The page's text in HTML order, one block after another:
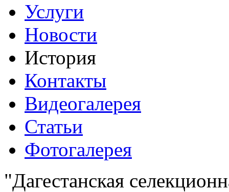
Услуги
Новости
История
Контакты
Видеогалерея
Статьи
Фотогалерея
"Дагестанская